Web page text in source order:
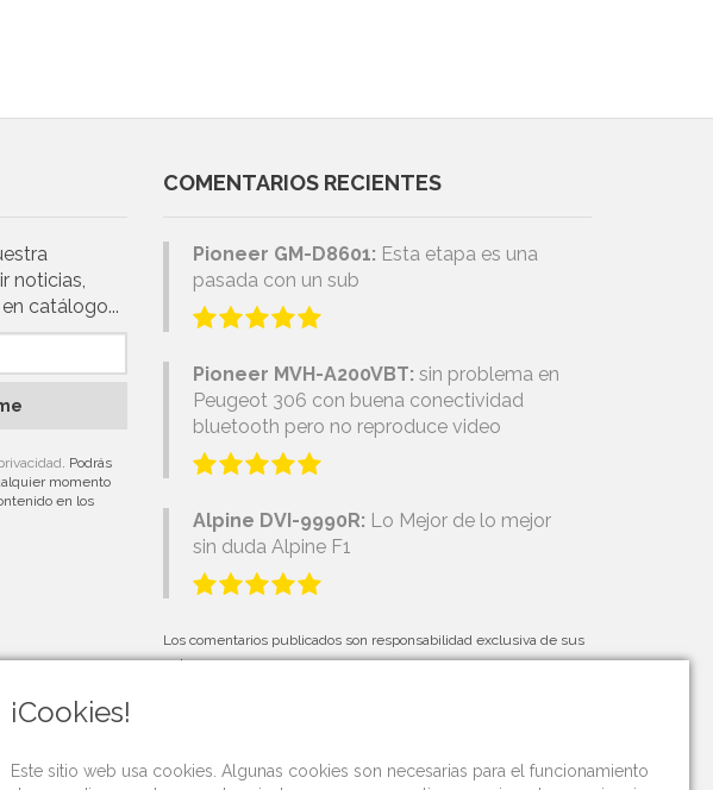
noticias,
catálogo...
. Podrás
momento
en los
COMENTARIOS RECIENTES
Pioneer GM-D8601: Esta etapa es una
pasada con un sub
Pioneer MVH-A200VBT: sin problema en
Peugeot 306 con buena conectividad
bluetooth pero no reproduce video
Alpine DVI-9990R: Lo Mejor de lo mejor
sin duda Alpine F1
Los comentarios publicados son responsabilidad exclusiva de sus
autores.
¡Cookies!
Este sitio web usa cookies. Algunas cookies son necesarias para el funcionamiento